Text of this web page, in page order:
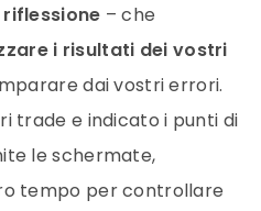
– che
i risultati dei vostri
dai vostri errori.
trade e indicato i punti di
le schermate,
tempo per controllare